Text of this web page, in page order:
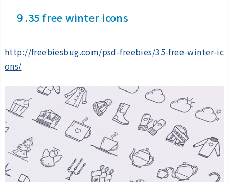
９.35 free winter icons
http://freebiesbug.com/psd-freebies/35-free-winter-ic
ons/